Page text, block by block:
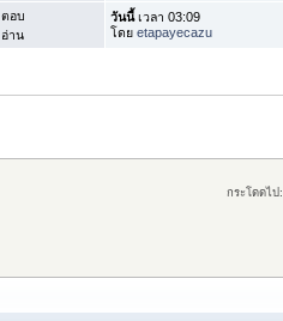
อบ
อ่าน
วันนี้เวลา 03:09
โดยetapayecazu
กระโดดไป: